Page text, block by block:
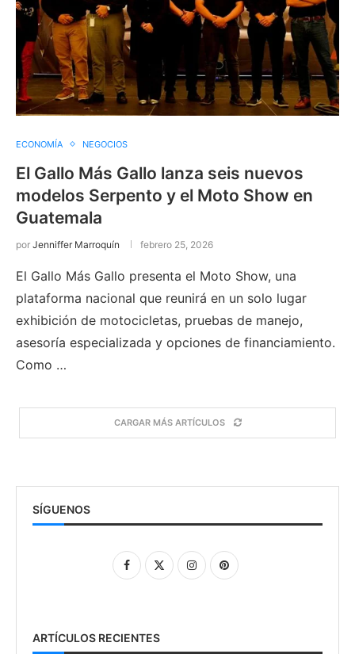
ECONOMÍA NEGOCIOS
El Gallo Más Gallo lanza seis nuevos
modelos Serpento y el Moto Show en
Guatemala
por Jenniffer Marroquín febrero 25, 2026
El Gallo Más Gallo presenta el Moto Show, una
plataforma nacional que reunirá en un solo lugar
exhibición de motocicletas, pruebas de manejo,
asesoría especializada y opciones de financiamiento.
Como …
CARGAR MÁS ARTÍCULOS
SÍGUENOS
ARTÍCULOS RECIENTES